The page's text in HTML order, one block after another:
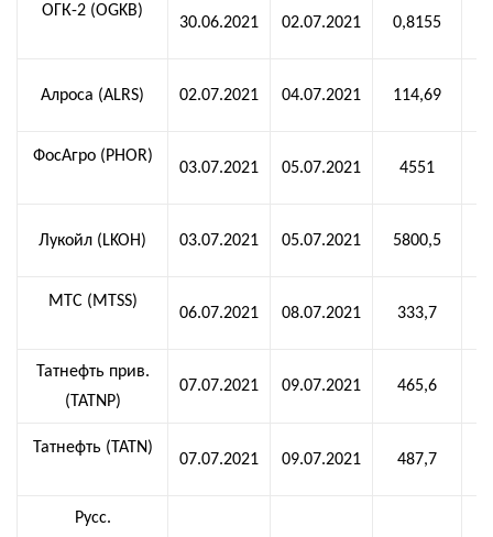
ОГК-2 (OGKB)
30.06.2021 02.07.2021 0,8155
Алроса (ALRS) 02.07.2021 04.07.2021 114,69
ФосАгро (PHOR)
03.07.2021 05.07.2021 4551
Лукойл (LKOH) 03.07.2021 05.07.2021 5800,5
МТС (MTSS)
06.07.2021 08.07.2021 333,7
Татнефть прив.
(TATNP)
07.07.2021 09.07.2021 465,6
Татнефть (TATN)
07.07.2021 09.07.2021 487,7
Русс.